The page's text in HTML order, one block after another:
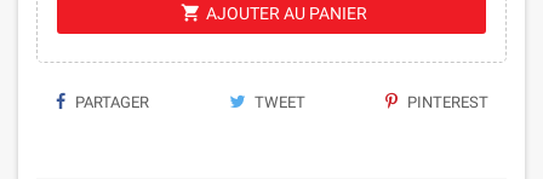
shopping_cart AJOUTER AU PANIER
PARTAGER TWEET PINTEREST